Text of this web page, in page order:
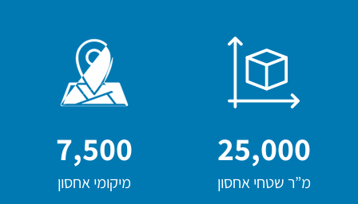
25,000
מ”ר שטחי אחסון
7,500
מיקומי אחסון